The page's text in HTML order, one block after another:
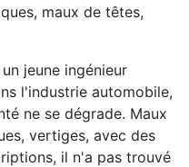
maux de têtes,
jeune ingénieur
l'industrie automobile,
ne se dégrade. Maux
vertiges, avec des
il n'a pas trouvé